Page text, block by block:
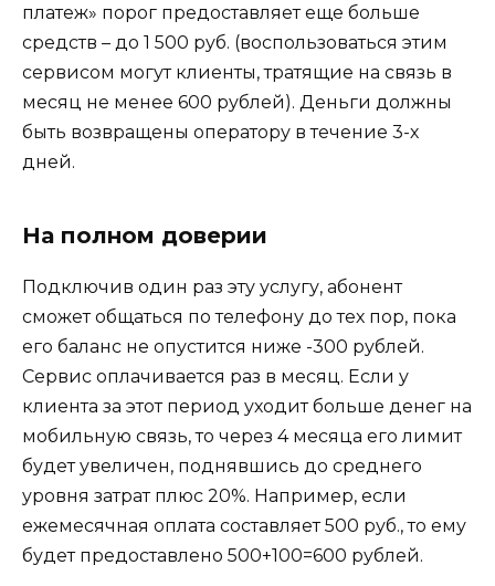
платеж» порог предоставляет еще больше
средств – до 1 500 руб. (воспользоваться этим
сервисом могут клиенты, тратящие на связь в
месяц не менее 600 рублей). Деньги должны
быть возвращены оператору в течение 3-х
дней.
На полном доверии
Подключив один раз эту услугу, абонент
сможет общаться по телефону до тех пор, пока
его баланс не опустится ниже -300 рублей.
Сервис оплачивается раз в месяц. Если у
клиента за этот период уходит больше денег на
мобильную связь, то через 4 месяца его лимит
будет увеличен, поднявшись до среднего
уровня затрат плюс 20%. Например, если
ежемесячная оплата составляет 500 руб., то ему
будет предоставлено 500+100=600 рублей.